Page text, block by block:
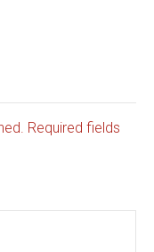
Required fields